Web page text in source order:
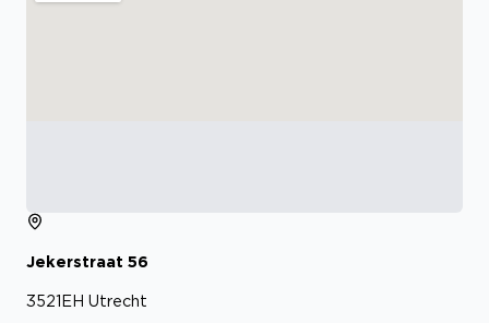
Jekerstraat 56
3521EH Utrecht